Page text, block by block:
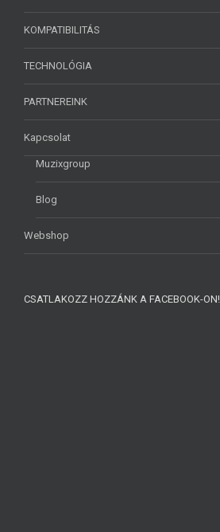
KOMPATIBILITÁS
TECHNOLÓGIA
PARTNEREINK
Kapcsolat
Muzixgroup
Blog
Webshop
CSATLAKOZZ HOZZÁNK A FACEBOOK-ON!